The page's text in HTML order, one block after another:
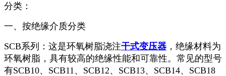
分类：
一、 按绝缘介质分类
SCB系列：这是环氧树脂浇注干式变压器 ，绝缘材料为
环氧树脂，具有较高的绝缘性能和可靠性。常见的型号
有SCB10、SCB11、SCB12、SCB13、SCB14、SCB18